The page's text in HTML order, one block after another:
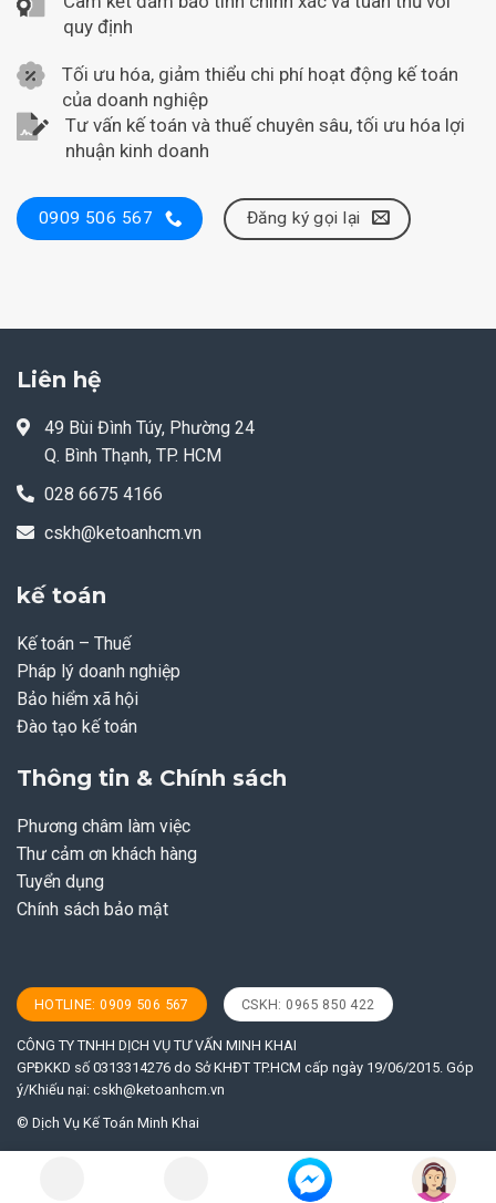
quy định
Tối ưu hóa, giảm thiểu chi phí hoạt động kế toán
của doanh nghiệp
Tư vấn kế toán và thuế chuyên sâu, tối ưu hóa lợi
nhuận kinh doanh
0909 506 567 Đăng ký gọi lại
Liên hệ
49 Bùi Đình Túy, Phường 24
Q. Bình Thạnh, TP. HCM
028 6675 4166
cskh@ketoanhcm.vn
kế toán
Kế toán – Thuế
Pháp lý doanh nghiệp
Bảo hiểm xã hội
Đào tạo kế toán
Thông tin & Chính sách
Phương châm làm việc
Thư cảm ơn khách hàng
Tuyển dụng
Chính sách bảo mật
HOTLINE: 0909 506 567 CSKH: 0965 850 422
CÔNG TY TNHH DỊCH VỤ TƯ VẤN MINH KHAI
GPĐKKD số 0313314276 do Sở KHĐT TP.HCM cấp ngày 19/06/2015. Góp
ý/Khiếu nại: cskh@ketoanhcm.vn
© Dịch Vụ Kế Toán Minh Khai